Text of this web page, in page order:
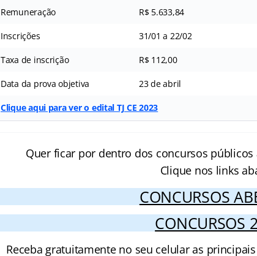
Remuneração R$ 5.633,84
Inscrições 31/01 a 22/02
Taxa de inscrição R$ 112,00
Data da prova objetiva 23 de abril
Clique aqui para ver o edital TJ CE 2023
Quer ficar por dentro dos concursos
Clique nos links
CONCURSOS
CONCURSOS
Receba gratuitamente no seu celular as